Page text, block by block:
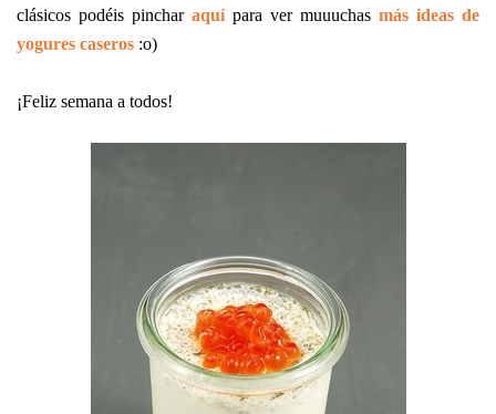
clásicos podéis pinchar aquí para ver muuuchas más ideas de
yogures caseros :o)
¡Feliz semana a todos!